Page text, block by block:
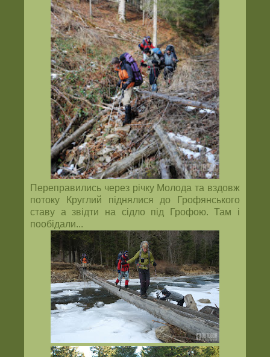
Переправились через річку Молода та вздовж
потоку Круглий піднялися до Грофянського
ставу а звідти на сідло під Грофою. Там і
пообідали...